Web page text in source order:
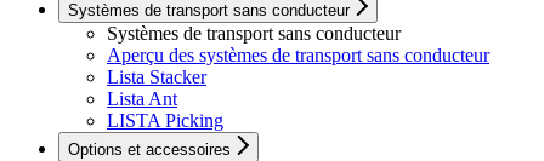
Systèmes de transport sans conducteur
Systèmes de transport sans conducteur
Aperçu des systèmes de transport sans conducteur
Lista Stacker
Lista Ant
LISTA Picking
Options et accessoires